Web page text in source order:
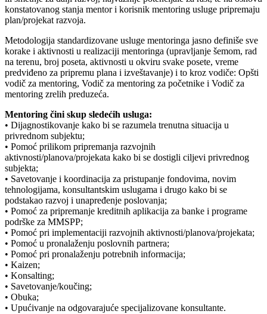
konstatovanog stanja mentor i korisnik mentoring usluge pripremaju
plan/projekat razvoja.
Metodologija standardizovane usluge mentoringa jasno definiše sve
korake i aktivnosti u realizaciji mentoringa (upravljanje šemom, rad
na terenu, broj poseta, aktivnosti u okviru svake posete, vreme
predviđeno za pripremu plana i izveštavanje) i to kroz vodiče: Opšti
vodič za mentoring, Vodič za mentoring za početnike i Vodič za
mentoring zrelih preduzeća.
Mentoring čini skup sledećih usluga:
• Dijagnostikovanje kako bi se razumela trenutna situacija u
privrednom subjektu;
• Pomoć prilikom pripremanja razvojnih
aktivnosti/planova/projekata kako bi se dostigli ciljevi privrednog
subjekta;
• Savetovanje i koordinacija za pristupanje fondovima, novim
tehnologijama, konsultantskim uslugama i drugo kako bi se
podstakao razvoj i unapređenje poslovanja;
• Pomoć za pripremanje kreditnih aplikacija za banke i programe
podrške za MMSPP;
• Pomoć pri implementaciji razvojnih aktivnosti/planova/projekata;
• Pomoć u pronalaženju poslovnih partnera;
• Pomoć pri pronalaženju potrebnih informacija;
• Kaizen;
• Konsalting;
• Savetovanje/koučing;
• Obuka;
• Upućivanje na odgovarajuće specijalizovane konsultante.